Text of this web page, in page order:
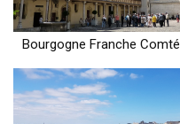
Bourgogne Franche Comté